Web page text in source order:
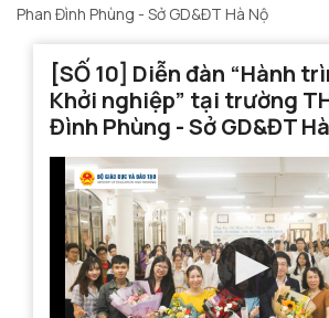
Phan Đình Phùng - Sở GD&ĐT Hà Nộ
[SỐ 10] Diễn đàn “Hành
Khởi nghiệp” tại trường
Đình Phùng - Sở GD&ĐT